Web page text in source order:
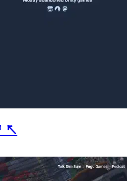
↖